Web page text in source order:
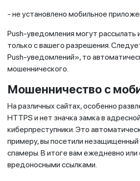
- не установлено мобильное
Push-уведомления могут
только с вашего разрешения.
Push-уведомлений», то
мошеннического.
Мошенничество с
На различных сайтах, особенно
HTTPS и нет значка замка в
киберпреступники. Это
примеру, вы посетили незащищенный
спамеры. В итоге вам ежедневно
вредоносными ссылками.